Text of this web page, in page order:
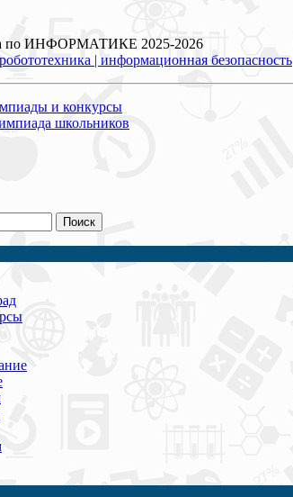
по ИНФОРМАТИКЕ 2025-2026
| информационная безопасность
и конкурсы
школьников